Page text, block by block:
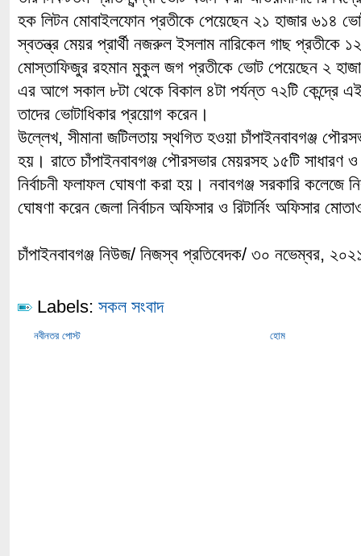
হক লিটন মোবাইলফোন প্রতীকে পেয়েছেন ২১ হাজার ৬১৪
স্বতন্ত্র মেয়র প্রার্থী নজরুল ইসলাম নারিকেল গাছ প্রতীকে
মোস্তাফিজুর রহমান মুকুল জগ প্রতীকে ভোট পেয়েছেন ২
এর আগে সকাল ৮টা থেকে বিকাল ৪টা পর্যন্ত ৭২টি কেন্দ্রে
তাদের ভোটাধিকার প্রয়োগ করেন।
উল্লেখ, সীমানা জটিলতায় স্থগিত হওয়া চাঁপাইনবাবগঞ্জ
হয়। রাতে চাঁপাইনবাবগঞ্জ পৌরসভার মেয়রসহ ১৫টি সাধারণ ও
নির্বাচনী ফলাফল ঘোষণা করা হয়। নবাবগঞ্জ সরকারি কলেজে
ঘোষণা করেন জেলা নির্বাচন অফিসার ও রিটার্নিং অফিসার
চাঁপাইনবাবগঞ্জ নিউজ/ নিজস্ব প্রতিবেদক/ ৩০ নভেম্বর,
Labels: সকল সংবাদ
নবীনতর পোস্ট হোম